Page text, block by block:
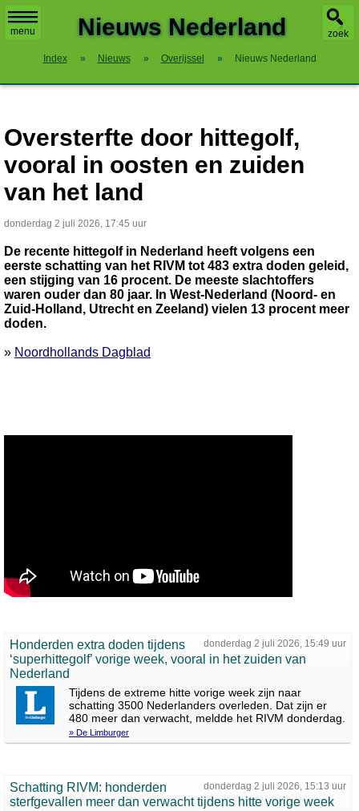
menu zoek
Nieuws Nederland
Index » Nieuws » Overijssel » Nieuws Nederland
Oversterfte door hittegolf,
vooral in oosten en zuiden
van het land
donderdag 2 juli 2026, 17:45 uur
De recente hittegolf in Nederland heeft volgens een
eerste schatting van het RIVM tot 483 extra doden geleid,
een stijging van 16 procent. De meeste slachtoffers
waren ouder dan 80 jaar. In West-Nederland (Noord- en
Zuid-Holland, Utrecht en Zeeland) vielen 13 procent meer
doden.
» Noordhollands Dagblad
donderdag 2 juli 2026, 15:49 uur
Honderden extra doden tijdens
‘superhittegolf’ vorige week, vooral in het zuiden van
Nederland
Tijdens de extreme hitte vorige week zijn naar
schatting 3500 Nederlanders overleden. Dat zijn er
480 meer dan verwacht, meldde het RIVM donderdag.
» De Limburger
donderdag 2 juli 2026, 15:13 uur
Schatting RIVM: honderden
sterfgevallen meer dan verwacht tijdens hitte vorige week